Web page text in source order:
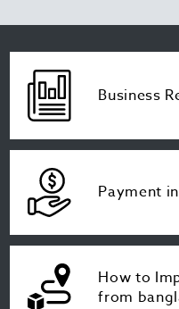
Business
Payment
How to
from